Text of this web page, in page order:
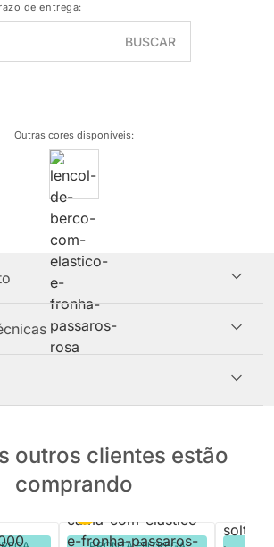
de entrega:
BUSCAR
Outras cores disponíveis:
outros clientes estão
comprando